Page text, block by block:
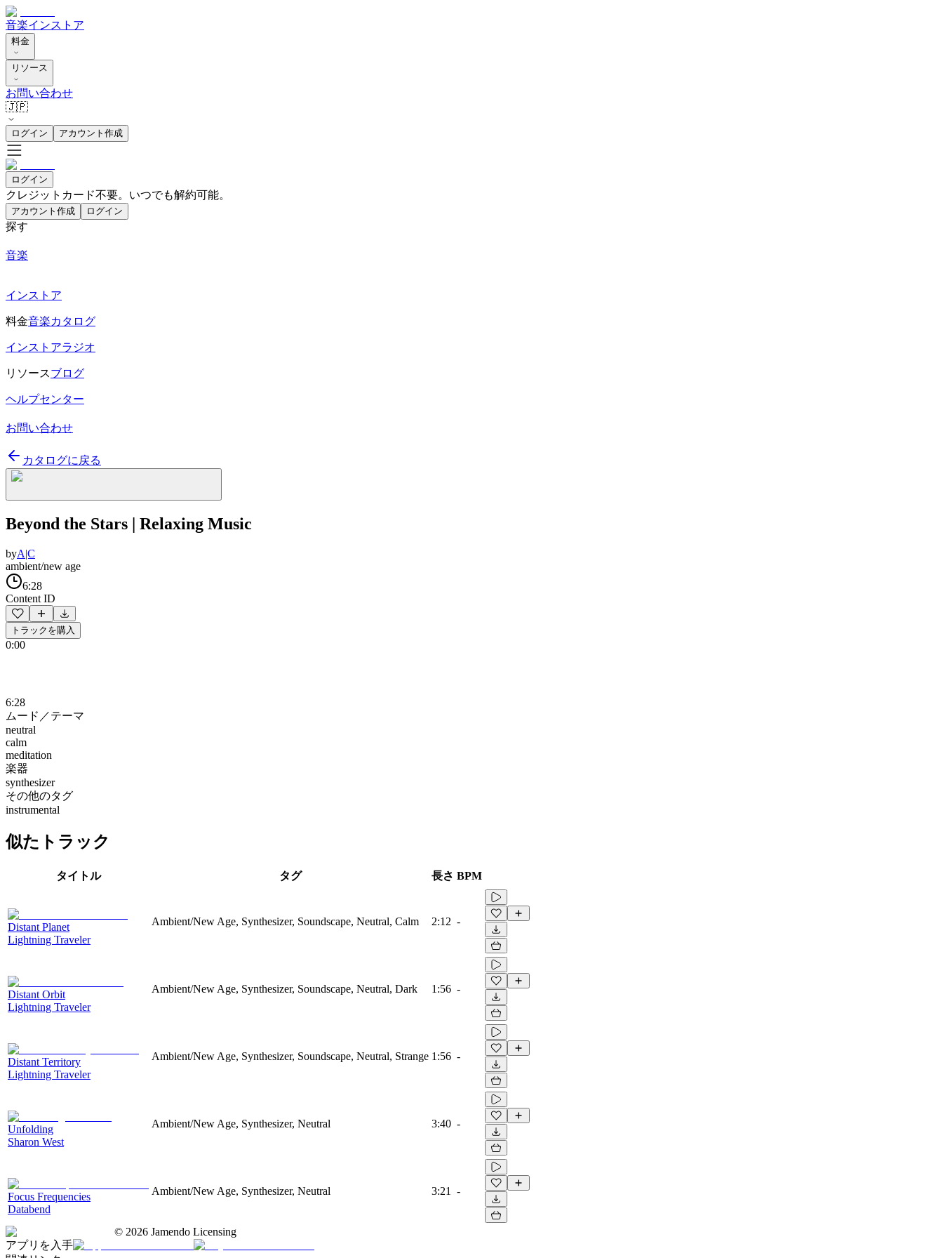
音楽インストア
料金
リソース
お問い合わせ
🇯🇵
ログイン アカウント作成
ログイン
クレジットカード不要。いつでも解約可能。
アカウント作成 ログイン
探す
音楽
インストア
料金音楽カタログ
インストアラジオ
リソースブログ
ヘルプセンター
お問い合わせ
カタログに戻る
Beyond the Stars | Relaxing Music
byA|C
ambient/new age
6:28
Content ID
トラックを購入
0:00
6:28
ムード／テーマ
neutral
calm
meditation
楽器
synthesizer
その他のタグ
instrumental
似たトラック
タイトル タグ 長さ BPM
Distant Planet
Lightning Traveler
Ambient/New Age, Synthesizer, Soundscape, Neutral, Calm 2:12 -
Distant Orbit
Lightning Traveler
Ambient/New Age, Synthesizer, Soundscape, Neutral, Dark 1:56 -
Distant Territory
Lightning Traveler
Ambient/New Age, Synthesizer, Soundscape, Neutral, Strange 1:56 -
Unfolding
Sharon West
Ambient/New Age, Synthesizer, Neutral 3:40 -
Focus Frequencies
Databend
Ambient/New Age, Synthesizer, Neutral 3:21 -
© 2026 Jamendo Licensing
アプリを入手